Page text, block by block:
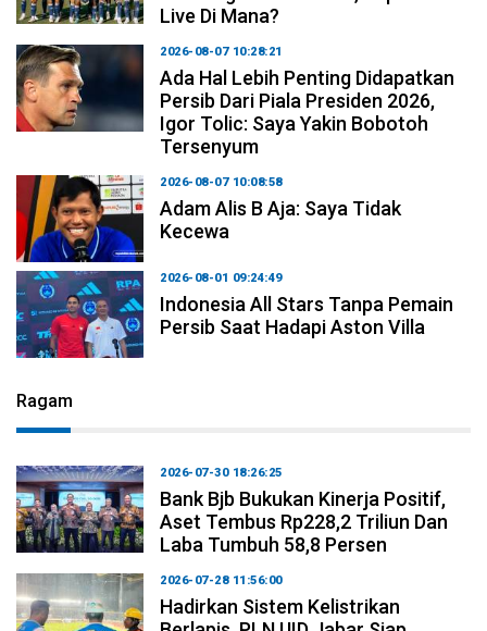
Live Di Mana?
2026-08-07 10:28:21
Ada Hal Lebih Penting Didapatkan
Persib Dari Piala Presiden 2026,
Igor Tolic: Saya Yakin Bobotoh
Tersenyum
2026-08-07 10:08:58
Adam Alis B Aja: Saya Tidak
Kecewa
2026-08-01 09:24:49
Indonesia All Stars Tanpa Pemain
Persib Saat Hadapi Aston Villa
Ragam
2026-07-30 18:26:25
Bank Bjb Bukukan Kinerja Positif,
Aset Tembus Rp228,2 Triliun Dan
Laba Tumbuh 58,8 Persen
2026-07-28 11:56:00
Hadirkan Sistem Kelistrikan